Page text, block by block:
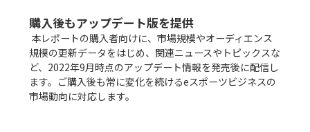
購入後もアップデート版を提供
規模の更新データをはじめ、関連ニュースやトピックスな
ど、2022年9月時点のアップデート情報を発売後に配信し
ます。ご購入後も常に変化を続けるeスポーツビジネスの
市場動向に対応します。